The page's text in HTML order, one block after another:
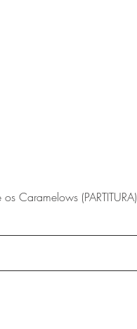
Caramelows (PARTITURA)